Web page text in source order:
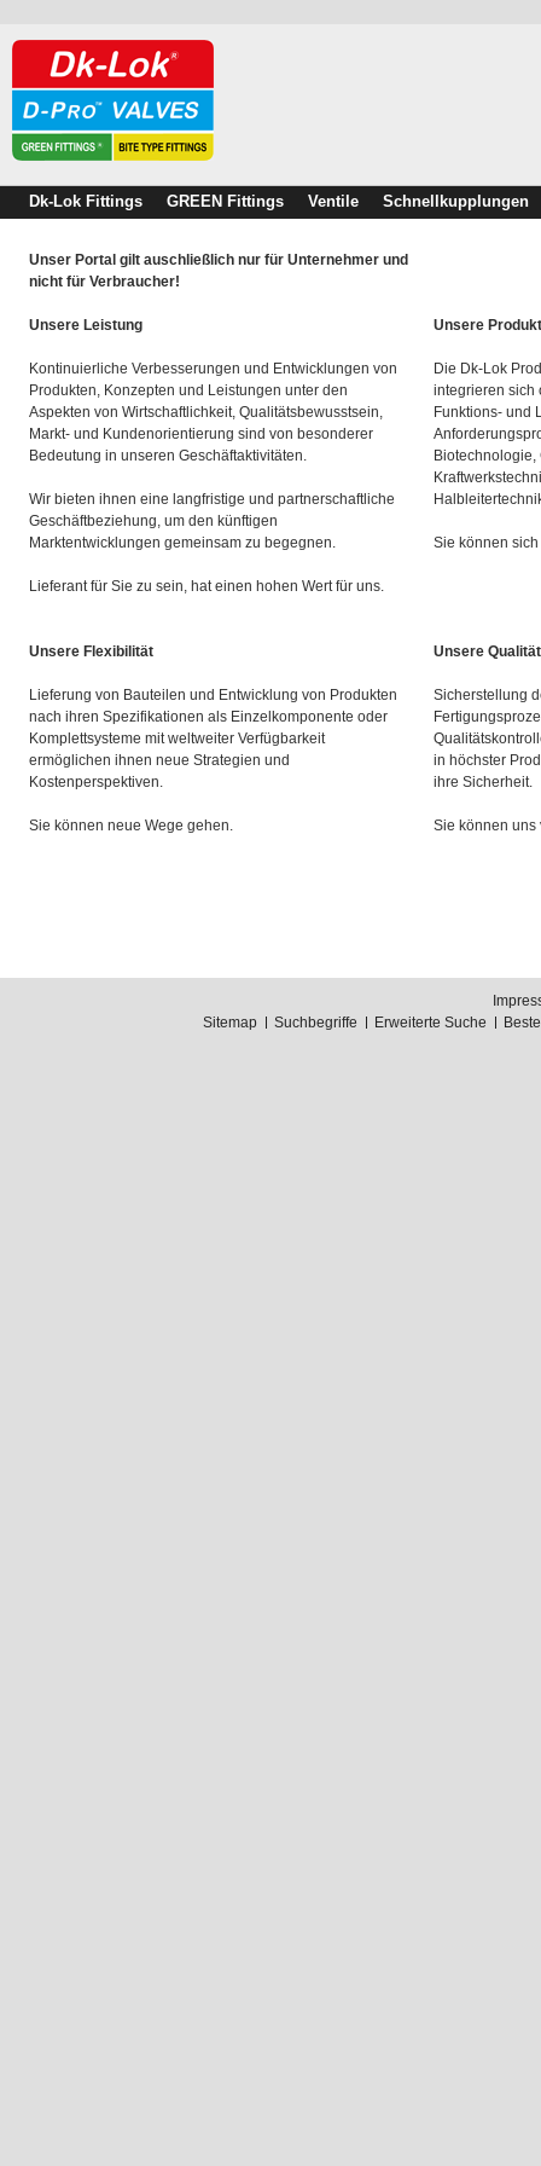
Dk-Lok Fittings GREEN Fittings Ventile Schnellkupplungen
Unser Portal gilt auschließlich nur für Unternehmer und
nicht für Verbraucher!
Unsere Leistung
Kontinuierliche Verbesserungen und Entwicklungen von
Produkten, Konzepten und Leistungen unter den
Aspekten von Wirtschaftlichkeit, Qualitätsbewusstsein,
Markt- und Kundenorientierung sind von besonderer
Bedeutung in unseren Geschäftaktivitäten.
Wir bieten ihnen eine langfristige und partnerschaftliche
Geschäftbeziehung, um den künftigen
Marktentwicklungen gemeinsam zu begegnen.
Lieferant für Sie zu sein, hat einen hohen Wert für uns.
Unsere
Die Dk-Lok
integrieren sich
Funktions- und
Sie können
Unsere Flexibilität
Lieferung von Bauteilen und Entwicklung von Produkten
nach ihren Spezifikationen als Einzelkomponente oder
Komplettsysteme mit weltweiter Verfügbarkeit
ermöglichen ihnen neue Strategien und
Kostenperspektiven.
Sie können neue Wege gehen.
Unsere Qualität
Sicherstellung
in höchster
ihre Sicherheit.
Sie können uns
Sitemap
Suchbegriffe Erweiterte Suche